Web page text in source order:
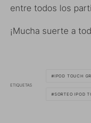
entre todos los
¡Mucha suerte a
ETIQUETAS
IPOD TOUCH
SORTEO IPOD